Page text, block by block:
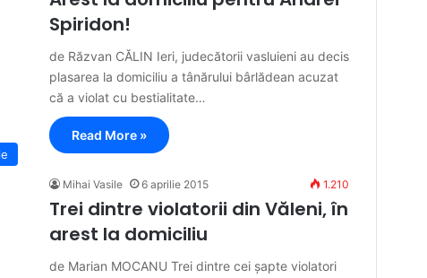
Spiridon!
de Răzvan CĂLIN Ieri, judecătorii vasluieni au decis
plasarea la domiciliu a tânărului bârlădean acuzat
că a violat cu bestialitate…
Read More »
Mihai Vasile 6 aprilie 2015 1.210
Trei dintre violatorii din Văleni, în
arest la domiciliu
de Marian MOCANU Trei dintre cei șapte violatori